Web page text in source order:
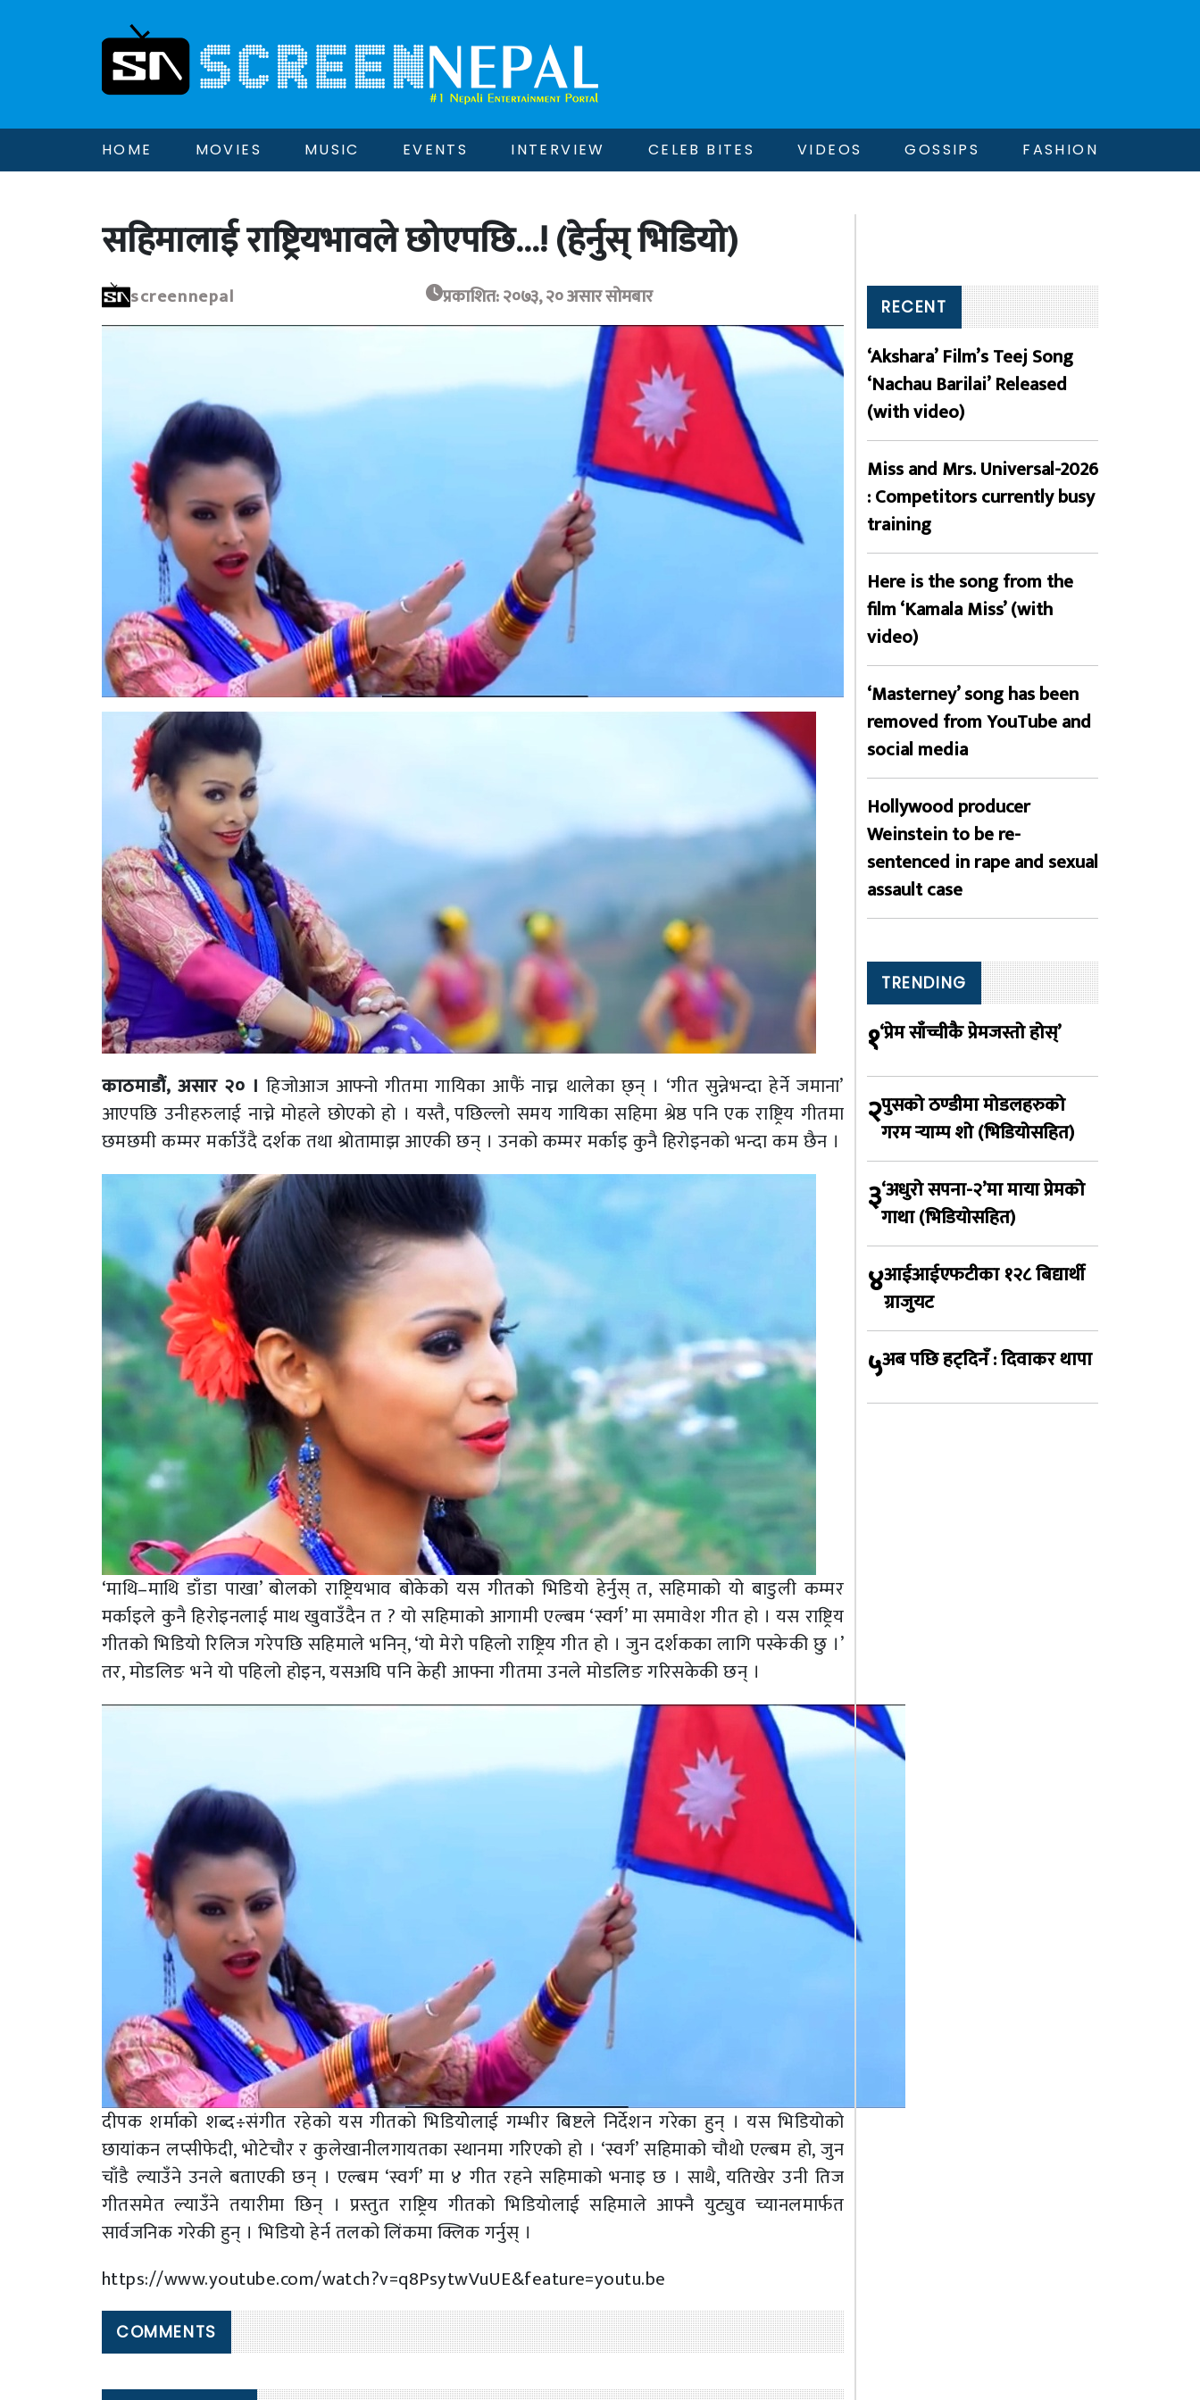
HOME MOVIES MUSIC EVENTS INTERVIEW CELEB BITES VIDEOS GOSSIPS FASHION
सहिमालाई राष्ट्रियभावले छोएपछि…! (हेर्नुस् भिडियो)
screennepal प्रकाशित: २०७३, २० असार सोमबार
काठमाडौं, असार २० । हिजोआज आफ्नो गीतमा गायिका आफैं नाच्न थालेका छ्न् । ‘गीत सुन्नेभन्दा हेर्ने जमाना’
आएपछि उनीहरुलाई नाच्ने मोहले छोएको हो । यस्तै, पछिल्लो समय गायिका सहिमा श्रेष्ठ पनि एक राष्ट्रिय गीतमा
छमछमी कम्मर मर्काउँदै दर्शक तथा श्रोतामाझ आएकी छन् । उनको कम्मर मर्काइ कुनै हिरोइनको भन्दा कम छैन ।
‘माथि–माथि डाँडा पाखा’ बोलको राष्ट्रियभाव बोकेको यस गीतको भिडियो हेर्नुस् त, सहिमाको यो बाडुली कम्मर
मर्काइले कुनै हिरोइनलाई माथ खुवाउँदैन त ? यो सहिमाको आगामी एल्बम ‘स्वर्ग’ मा समावेश गीत हो । यस राष्ट्रिय
गीतको भिडियो रिलिज गरेपछि सहिमाले भनिन्, ‘यो मेरो पहिलो राष्ट्रिय गीत हो । जुन दर्शकका लागि पस्केकी छु ।’
तर, मोडलिङ भने यो पहिलो होइन, यसअघि पनि केही आफ्ना गीतमा उनले मोडलिङ गरिसकेकी छन् ।
दीपक शर्माको शब्द÷संगीत रहेको यस गीतको भिडियोेलाई गम्भीर बिष्टले निर्देशन गरेका हुन् । यस भिडियोको
छायांकन लप्सीफेदी, भोटेचौर र कुलेखानीलगायतका स्थानमा गरिएको हो । ‘स्वर्ग’ सहिमाको चौथो एल्बम हो, जुन
चाँडै ल्याउँने उनले बताएकी छन् । एल्बम ‘स्वर्ग’ मा ४ गीत रहने सहिमाको भनाइ छ । साथै, यतिखेर उनी तिज
गीतसमेत ल्याउँने तयारीमा छिन् । प्रस्तुत राष्ट्रिय गीतको भिडियोलाई सहिमाले आफ्नै युट्युव च्यानलमार्फत
सार्वजनिक गरेकी हुन् । भिडियो हेर्न तलको लिंकमा क्लिक गर्नुस् ।
https://www.youtube.com/watch?v=q8PsytwVuUE&feature=youtu.be
COMMENTS
RECENT
‘Akshara’ Film’s Teej Song
‘Nachau Barilai’ Released
(with video)
Miss and Mrs. Universal-2026
: Competitors currently busy
training
Here is the song from the
film ‘Kamala Miss’ (with
video)
‘Masterney’ song has been
removed from YouTube and
social media
Hollywood producer
Weinstein to be re-
sentenced in rape and sexual
assault case
TRENDING
१‘प्रेम साँच्चीकै प्रेमजस्तो होस्’
२पुसको ठण्डीमा मोडलहरुको
गरम र्‍याम्प शो (भिडियोसहित)
३‘अधुरो सपना-२’मा माया प्रेमको
गाथा (भिडियोसहित)
४आईआईएफटीका १२८ बिद्यार्थी
ग्राजुयट
५अब पछि हट्दिनँ : दिवाकर थापा